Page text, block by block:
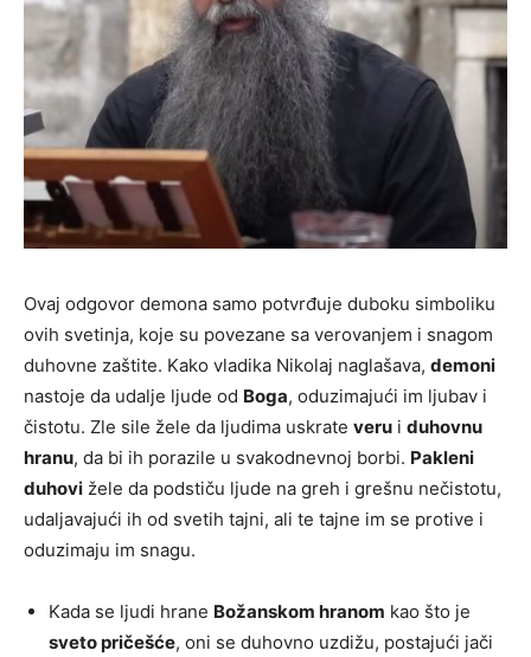
Ovaj odgovor demona samo potvrđuje duboku simboliku
ovih svetinja, koje su povezane sa verovanjem i snagom
duhovne zaštite. Kako vladika Nikolaj naglašava, demoni
nastoje da udalje ljude od Boga, oduzimajući im ljubav i
čistotu. Zle sile žele da ljudima uskrate veru i duhovnu
hranu, da bi ih porazile u svakodnevnoj borbi. Pakleni
duhovi žele da podstiču ljude na greh i grešnu nečistotu,
udaljavajući ih od svetih tajni, ali te tajne im se protive i
oduzimaju im snagu.
Kada se ljudi hrane Božanskom hranom kao što je
sveto pričešće, oni se duhovno uzdižu, postajući jači